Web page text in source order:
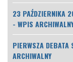
23 PAŹDZIERNIKA
- WPIS
PIERWSZA
ARCHIWALNY